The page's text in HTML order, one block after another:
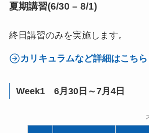
夏期講習(6/30 – 8/1)
終日講習のみを実施します。
カリキュラムなど詳細はこちら
Week1 6月30日～7月4日